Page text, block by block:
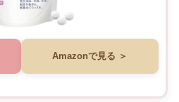
Amazonで見る